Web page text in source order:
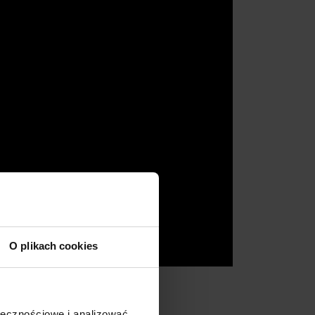
O plikach cookies